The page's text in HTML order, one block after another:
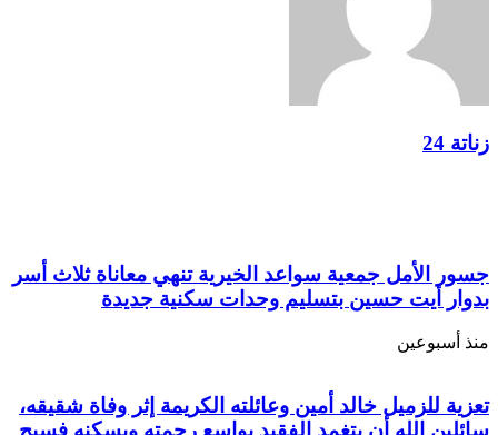
زناتة 24
​جسور الأمل جمعية سواعد الخيرية تنهي معاناة ثلاث أسر
بدوار أيت حسين بتسليم وحدات سكنية جديدة
منذ أسبوعين
تعزية للزميل خالد أمين وعائلته الكريمة إثر وفاة شقيقه،
سائلين الله أن يتغمد الفقيد بواسع رحمته ويسكنه فسيح